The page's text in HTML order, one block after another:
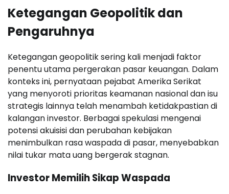
Ketegangan Geopolitik dan
Pengaruhnya
Ketegangan geopolitik sering kali menjadi faktor
penentu utama pergerakan pasar keuangan. Dalam
konteks ini, pernyataan pejabat Amerika Serikat
yang menyoroti prioritas keamanan nasional dan isu
strategis lainnya telah menambah ketidakpastian di
kalangan investor. Berbagai spekulasi mengenai
potensi akuisisi dan perubahan kebijakan
menimbulkan rasa waspada di pasar, menyebabkan
nilai tukar mata uang bergerak stagnan.
Investor Memilih Sikap Waspada